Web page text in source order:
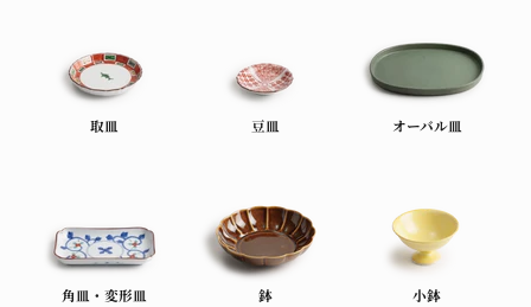
取皿 豆皿 オーバル皿
角皿・変形皿 鉢 小鉢